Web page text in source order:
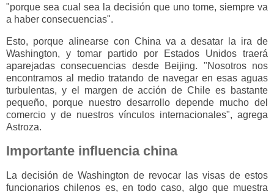
"porque sea cual sea la decisión que uno tome, siempre va
a haber consecuencias".
Esto, porque alinearse con China va a desatar la ira de
Washington, y tomar partido por Estados Unidos traerá
aparejadas consecuencias desde Beijing. "Nosotros nos
encontramos al medio tratando de navegar en esas aguas
turbulentas, y el margen de acción de Chile es bastante
pequeño, porque nuestro desarrollo depende mucho del
comercio y de nuestros vínculos internacionales", agrega
Astroza.
Importante influencia china
La decisión de Washington de revocar las visas de estos
funcionarios chilenos es, en todo caso, algo que muestra